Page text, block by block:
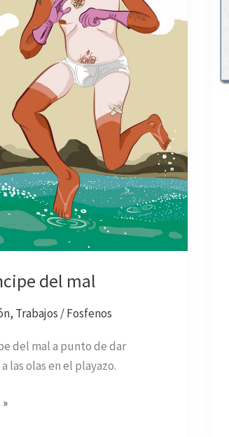
del mal
, Trabajos /Fosfenos
del mal a punto de dar
las olas en el playazo.